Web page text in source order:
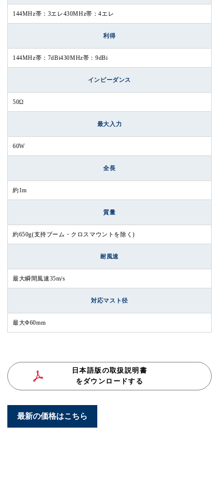
144MHz帯：3エレ430MHz帯：4エレ
利得
144MHz帯：7dBi430MHz帯：9dBi
インピーダンス
50Ω
最大入力
60W
全長
約1m
質量
約650g(支持ブーム・クロスマウントを除く)
耐風速
最大瞬間風速35m/s
対応マスト径
最大Φ60mm
日本語版の取扱説明書
をダウンロードする
最新の価格はこちら